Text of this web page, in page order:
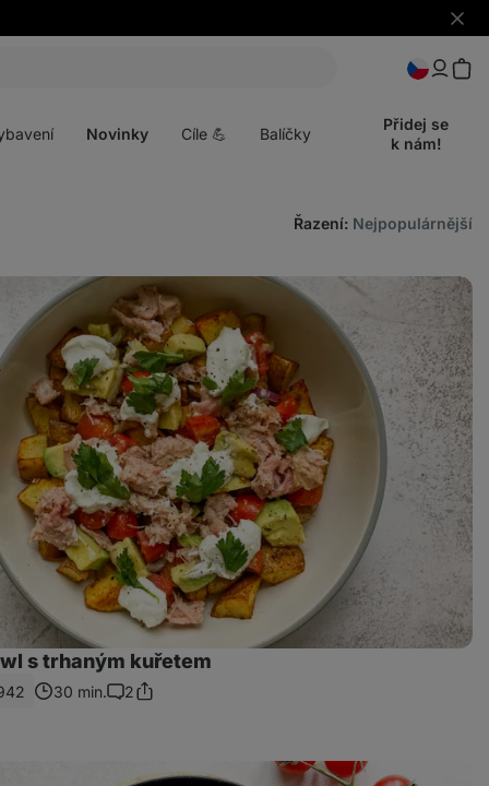
Skrýt
Novinky Cíle 💪 Balíčky
Přidej se
k nám!
Řazení: Nejpopulárnější
s trhaným kuřetem
30 min.
Komentáře
2Sdílet